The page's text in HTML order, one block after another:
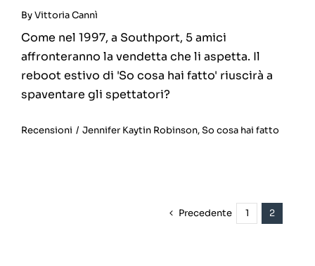
ByVittoria Cannì
Come nel 1997, a Southport, 5 amici
affronteranno la vendetta che li aspetta. Il
reboot estivo di 'So cosa hai fatto' riuscirà a
spaventare gli spettatori?
Recensioni / Jennifer Kaytin Robinson,So cosa hai fatto
Precedente 1 2